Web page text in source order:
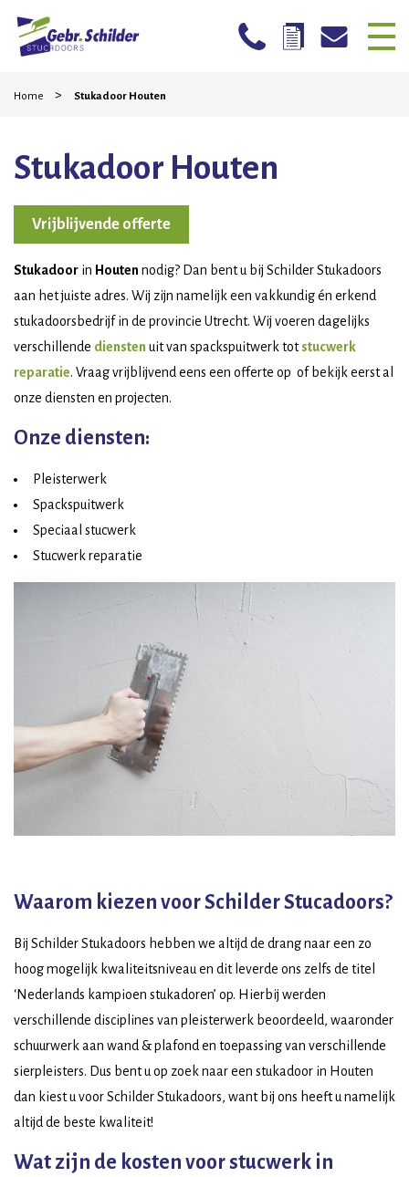
Home
Particulieren
Mogelijkheden
Werkwijze
Projecten
Contact
Home > Stukadoor Houten
Stukadoor Houten
Vrijblijvende offerte
Stukadoor in Houten nodig? Dan bent u bij Schilder Stukadoors
aan het juiste adres. Wij zijn namelijk een vakkundig én erkend
stukadoorsbedrijf in de provincie Utrecht. Wij voeren dagelijks
verschillende diensten uit van spackspuitwerk totstucwerk
reparatie. Vraag vrijblijvend eens een offerte op of bekijk eerst al
onze diensten en projecten.
Onze diensten:
Pleisterwerk
Spackspuitwerk
Speciaal stucwerk
Stucwerk reparatie
Waarom kiezen voor Schilder Stucadoors?
Bij Schilder Stukadoors hebben we altijd de drang naar een zo
hoog mogelijk kwaliteitsniveau en dit leverde ons zelfs de titel
‘Nederlands kampioen stukadoren’ op. Hierbij werden
verschillende disciplines van pleisterwerk beoordeeld, waaronder
schuurwerk aan wand & plafond en toepassing van verschillende
sierpleisters. Dus bent u op zoek naar een stukadoor in Houten
dan kiest u voor Schilder Stukadoors, want bij ons heeft u namelijk
altijd de beste kwaliteit!
Wat zijn de kosten voor stucwerk in